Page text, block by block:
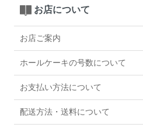
お店について
お店ご案内
ホールケーキの号数について
お支払い方法について
配送方法・送料について